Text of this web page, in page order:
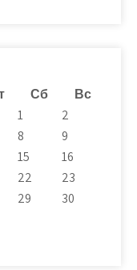
Сб
Вс
1
2
8
9
15
16
22
23
29
30